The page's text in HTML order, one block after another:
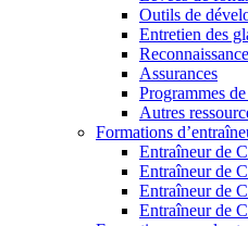
Outils de
Entretien des
Reconnaissance
Assurances
Programmes
Autres
Formations
Entraîneur de
Entraîneur de
Entraîneur de
Entraîneur de